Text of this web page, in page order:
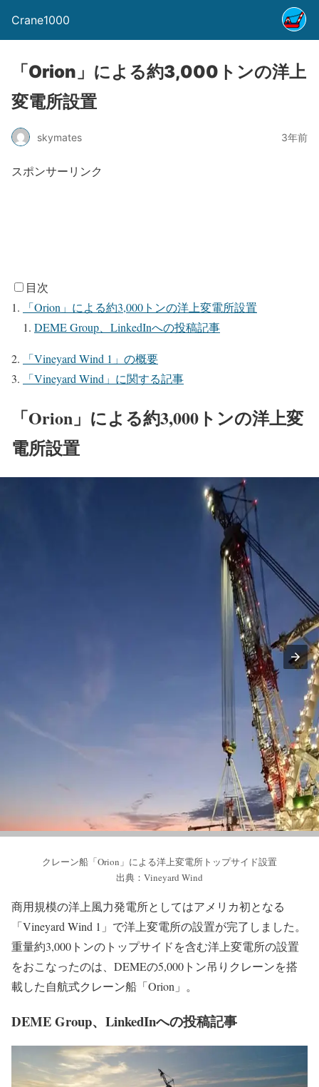
Crane1000
「Orion」による約3,000トンの洋上
変電所設置
skymates 3年前
スポンサーリンク
目次
「Orion」による約3,000トンの洋上変電所設置
DEME Group、LinkedInへの投稿記事
「Vineyard Wind 1」の概要
「Vineyard Wind」に関する記事
「Orion」による約3,000トンの洋上変
電所設置
クレーン船「Orion」による洋上変電所トップサイド設置
出典：Vineyard Wind
商用規模の洋上風力発電所としてはアメリカ初となる
「Vineyard Wind 1」で洋上変電所の設置が完了しました。
重量約3,000トンのトップサイドを含む洋上変電所の設置
をおこなったのは、DEMEの5,000トン吊りクレーンを搭
載した自航式クレーン船「Orion」。
DEME Group、LinkedInへの投稿記事